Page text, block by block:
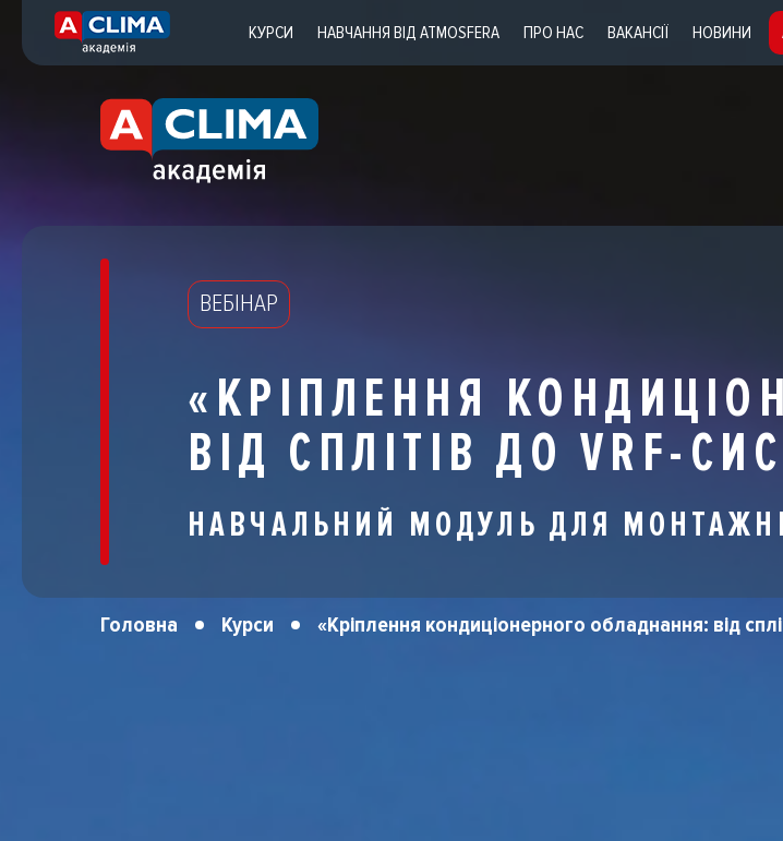
КУРСИ НАВЧАННЯ ВІД ATMOSFERA ПРО НАС ВАКАНСІЇ НОВИНИ
ВЕБІНАР
«КРІПЛЕННЯ
ВІД СПЛІТІВ ДО VRF-
НАВЧАЛЬНИЙ МОДУЛЬ ДЛЯ
Головна Курси «Кріплення кондиціонерного обладнання: від